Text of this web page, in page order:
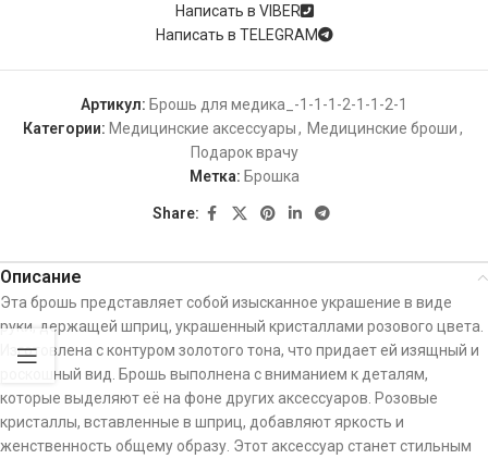
Написать в VIBER
Написать в TELEGRAM
Артикул: Брошь для медика_-1-1-1-2-1-1-2-1
Категории: Медицинские аксессуары, Медицинские броши,
Подарок врачу
Метка: Брошка
Share:
Описание
Эта брошь представляет собой изысканное украшение в виде
руки, держащей шприц, украшенный кристаллами розового цвета.
Изготовлена с контуром золотого тона, что придает ей изящный и
роскошный вид. Брошь выполнена с вниманием к деталям,
которые выделяют её на фоне других аксессуаров. Розовые
кристаллы, вставленные в шприц, добавляют яркость и
женственность общему образу. Этот аксессуар станет стильным